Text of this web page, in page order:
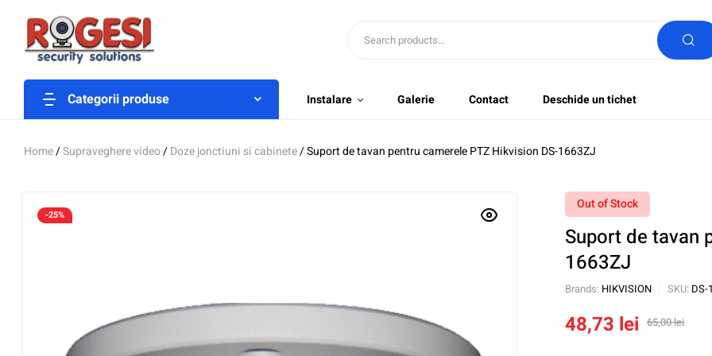
Categorii produse Instalare Galerie Contact Deschide un tichet
Home/Supraveghere video/Doze jonctiuni si cabinete/ Suport de tavan pentru camerele PTZ Hikvision DS-1663ZJ
-25%
Out of Stock
Suport de tavan
1663ZJ
Brands: HIKVISION SKU: DS-
65,00lei
48,73 lei